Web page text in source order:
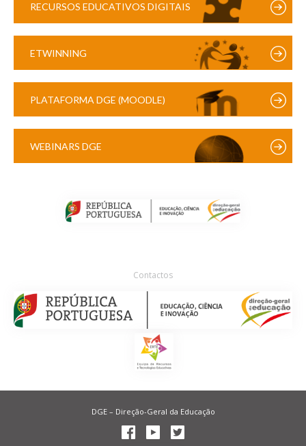
RECURSOS EDUCATIVOS DIGITAIS
ETWINNING
PLATAFORMA DGE (MOODLE)
WEBINARS DGE
Contactos
DGE – Direção-Geral da Educação